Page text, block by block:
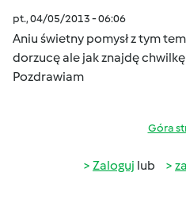
pt., 04/05/2013 - 06:06
Aniu świetny pomysł z tym
dorzucę ale jak znajdę
Pozdrawiam
Góra
Zaloguj lub